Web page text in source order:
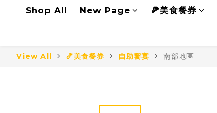
Shop All New Page 🍕美食餐券
View All 🍤美食餐券 自助饗宴 南部地區